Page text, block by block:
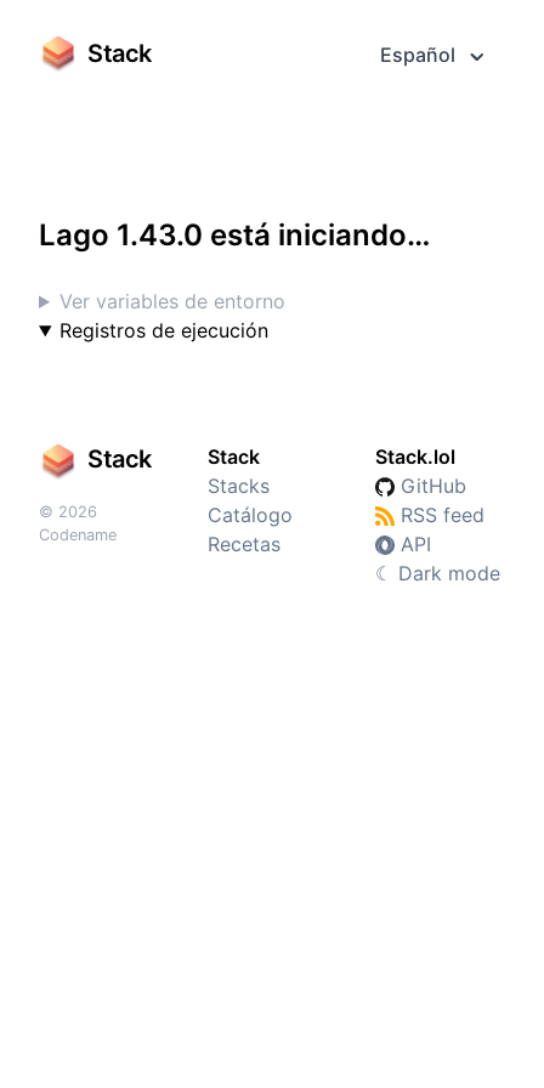
Stack Español
Lago 1.43.0 está iniciando…
Ver variables de entorno
Registros de ejecución
Stack
© 2026
Codename
Stack
Stacks
Catálogo
Recetas
Stack.lol
GitHub
RSS feed
API
☾ Dark mode